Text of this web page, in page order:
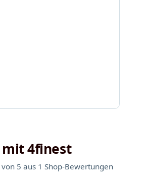
4finest
5 aus 1 Shop-Bewertungen